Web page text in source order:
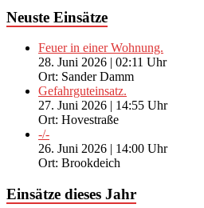
Neuste Einsätze
Feuer in einer Wohnung.
28. Juni 2026 | 02:11 Uhr
Ort: Sander Damm
Gefahrguteinsatz.
27. Juni 2026 | 14:55 Uhr
Ort: Hovestraße
-/-
26. Juni 2026 | 14:00 Uhr
Ort: Brookdeich
Einsätze dieses Jahr